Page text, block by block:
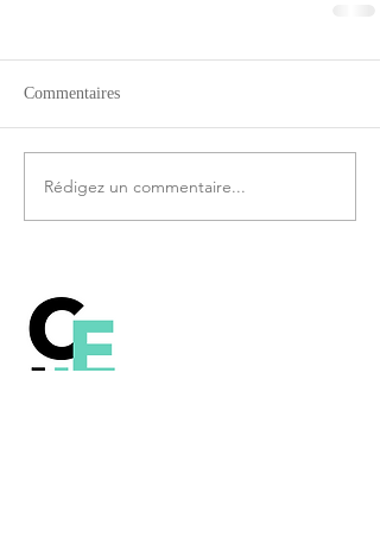
Commentaires
Rédigez un commentaire...